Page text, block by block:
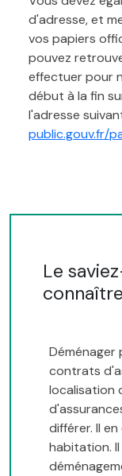
d'adresse, et
vos papiers
pouvez
effectuer pour
début à la fin
l'adresse
public.gouv.fr/
Le
connaître
Déménager
contrats
localisation
différer. Il
habitation.